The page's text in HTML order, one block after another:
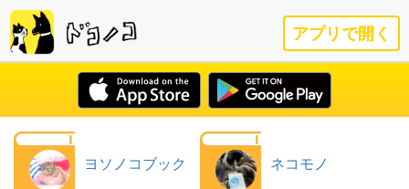
アプリで開く
ヨソノコブック ネコモノ